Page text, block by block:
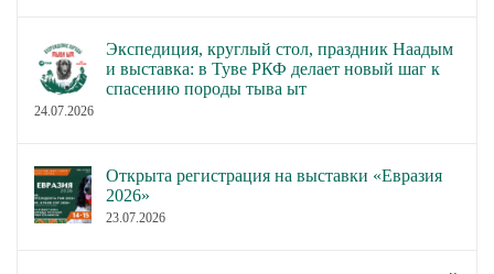
Экспедиция, круглый стол, праздник Наадым
и выставка: в Туве РКФ делает новый шаг к
спасению породы тыва ыт
24.07.2026
Открыта регистрация на выставки «Евразия
2026»
23.07.2026